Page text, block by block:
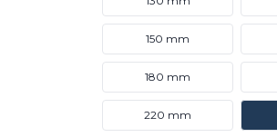
150 mm
180 mm
220 mm